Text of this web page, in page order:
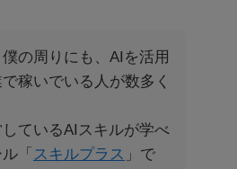
の周りにも、AIを活用
で稼いでいる人が数多く
ているAIスキルが学べ
「 スキルプラス 」で